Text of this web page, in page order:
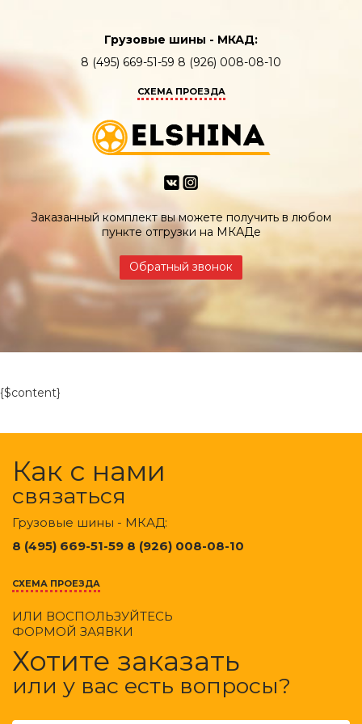
Грузовые шины - МКАД:
8 (495) 669-51-59 8 (926) 008-08-10
СХЕМА ПРОЕЗДА
Заказанный комплект вы можете получить в любом
пункте отгрузки на МКАДе
Обратный звонок
{$content}
Как с нами
связаться
Грузовые шины - МКАД:
8 (495) 669-51-59 8 (926) 008-08-10
СХЕМА ПРОЕЗДА
ИЛИ ВОСПОЛЬЗУЙТЕСЬ
ФОРМОЙ ЗАЯВКИ
Хотите заказать
или у вас есть вопросы?